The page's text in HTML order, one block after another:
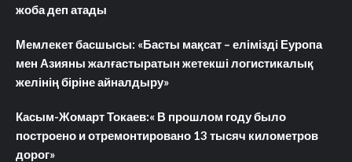
жоба деп атады
Мемлекет басшысы: «Басты мақсат – елімізді Еуропа
мен Азияны жалғастыратын жетекші логистикалық
желінің біріне айналдыру»
Касым-Жомарт Токаев:« В прошлом году было
построено и отремонтировано 13 тысяч километров
дорог»